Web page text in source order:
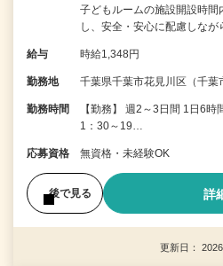
子どもルームの施設開設時
し、安全・安心に配慮しな
給与 時給1,348円
勤務地 千葉県千葉市花見川区（千葉
勤務時間
【勤務】 週2～3日間 1日6
1：30～19…
応募資格 無資格・未経験OK
後で見る 詳
更新日：